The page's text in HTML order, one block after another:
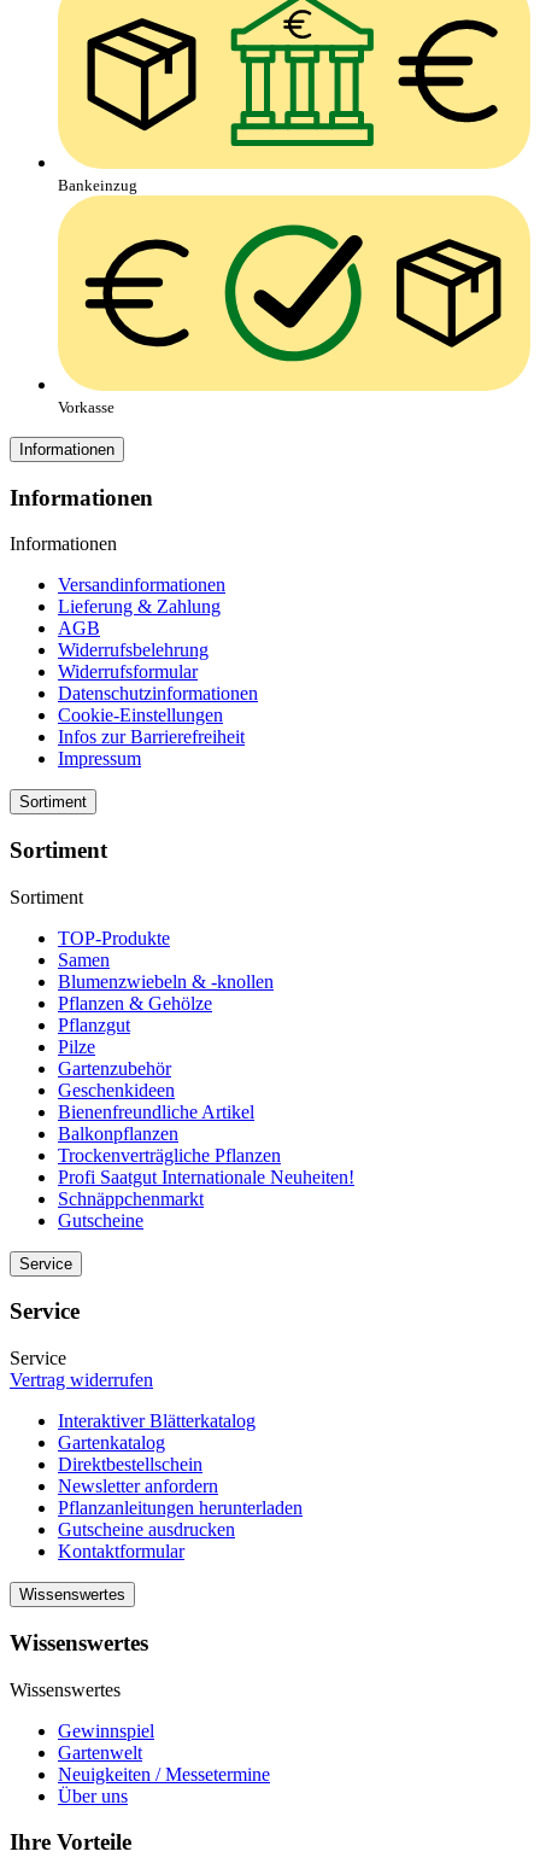
Bankeinzug
Vorkasse
Informationen
Informationen
Informationen
Versandinformationen
Lieferung & Zahlung
AGB
Widerrufsbelehrung
Widerrufsformular
Datenschutzinformationen
Cookie-Einstellungen
Infos zur Barrierefreiheit
Impressum
Sortiment
Sortiment
Sortiment
TOP-Produkte
Samen
Blumenzwiebeln & -knollen
Pflanzen & Gehölze
Pflanzgut
Pilze
Gartenzubehör
Geschenkideen
Bienenfreundliche Artikel
Balkonpflanzen
Trockenverträgliche Pflanzen
Profi Saatgut Internationale Neuheiten!
Schnäppchenmarkt
Gutscheine
Service
Service
Service
Vertrag widerrufen
Interaktiver Blätterkatalog
Gartenkatalog
Direktbestellschein
Newsletter anfordern
Pflanzanleitungen herunterladen
Gutscheine ausdrucken
Kontaktformular
Wissenswertes
Wissenswertes
Wissenswertes
Gewinnspiel
Gartenwelt
Neuigkeiten / Messetermine
Über uns
Ihre Vorteile